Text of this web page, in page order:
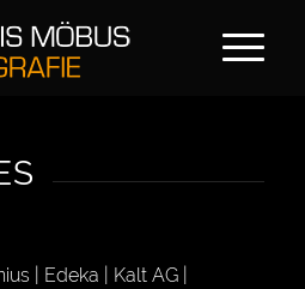
| Edeka | Kalt AG |